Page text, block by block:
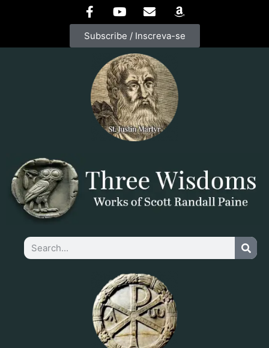
Subscribe / Inscreva-se